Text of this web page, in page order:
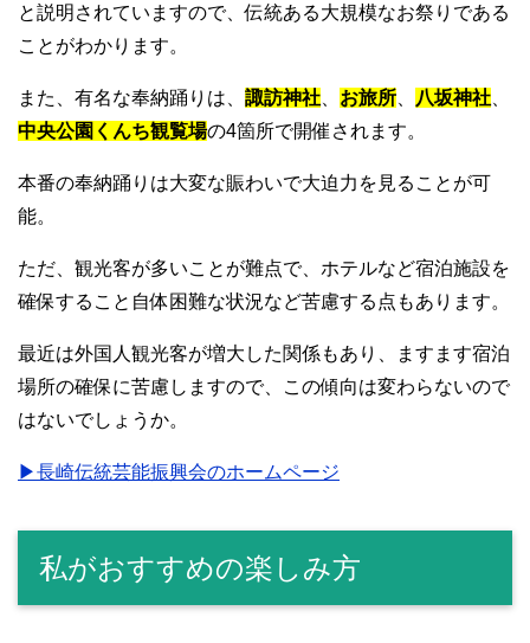
と説明されていますので、伝統ある大規模なお祭りである
ことがわかります。
また、有名な奉納踊りは、 諏訪神社 お旅所 八坂神社
中央公園くんち観覧場の4箇所で開催されます。
本番の奉納踊りは大変な賑わいで大迫力を見ることが可
能。
ただ、観光客が多いことが難点で、ホテルなど宿泊施設を
確保すること自体困難な状況など苦慮する点もあります。
最近は外国人観光客が増大した関係もあり、ますます宿泊
場所の確保に苦慮しますので、この傾向は変わらないので
はないでしょうか。
▶︎長崎伝統芸能振興会のホームページ
私がおすすめの楽しみ方